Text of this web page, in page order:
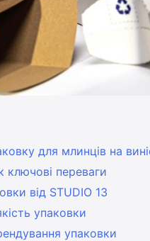
для млинців на
ключові переваги
від STUDIO 13
упаковки
упаковки